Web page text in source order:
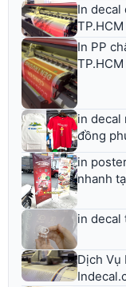
In decal
TP.HCM
In PP
TP.HCM
in decal
đồng
in
nhanh
in decal
Dịch Vụ